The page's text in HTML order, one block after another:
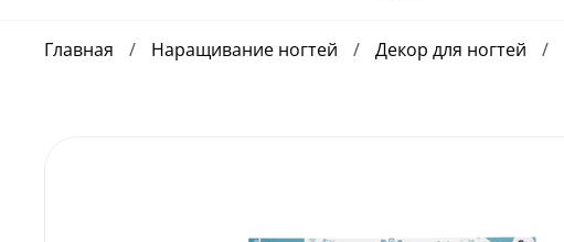
Главная Наращивание ногтей Декор для ногтей